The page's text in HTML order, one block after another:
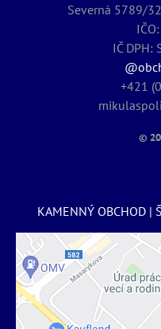
Severná 5789/
IČ DPH:
+421
©
KAMENNÝ OBCHOD